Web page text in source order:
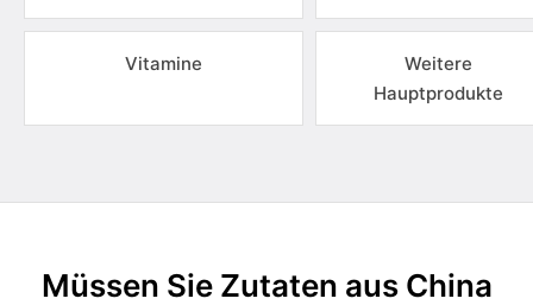
Vitamine
Weitere
Hauptprodukte
Müssen Sie Zutaten aus China